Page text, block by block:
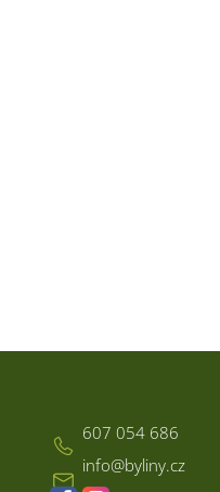
info@byliny.cz
607 054 686